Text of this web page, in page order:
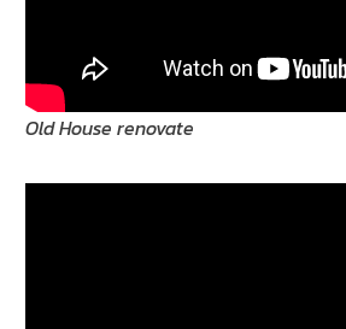
Old House renovate